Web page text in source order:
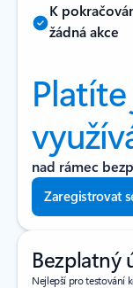
K
žádná akce
nad rámec
Zaregistrovat
Bezplatný
Nejlepší pro testování